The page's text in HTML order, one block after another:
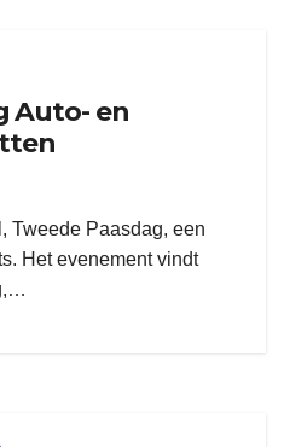
Auto- en
Tweede Paasdag, een
Het evenement vindt